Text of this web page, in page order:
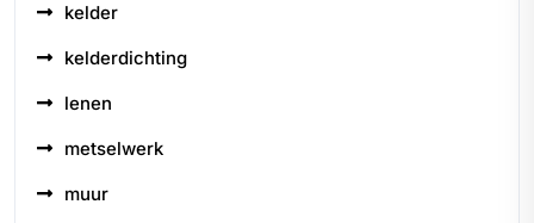
kelder
kelderdichting
lenen
metselwerk
muur